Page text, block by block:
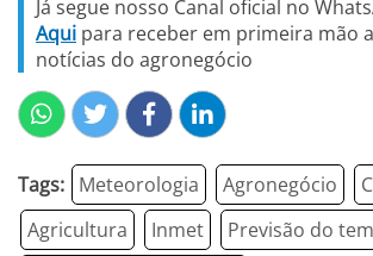
Já segue nosso Canal oficial no
Aqui para receber em primeira mão
notícias do agronegócio
Tags: Meteorologia Agronegócio
Agricultura
Inmet
Previsão do